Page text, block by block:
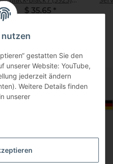
(3927) - Set
$ 35.65 *
nutzen
gestatten Sie den
unserer Website: YouTube,
jederzeit ändern
Weitere Details finden
unserer